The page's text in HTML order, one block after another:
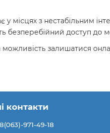
місцях з нестабільним
безперебійний доступ до
можливість залишатися
контакти
971-49-18